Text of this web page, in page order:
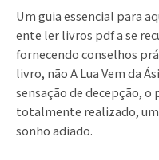
Um guia essencial para
ente ler livros pdf a se
fornecendo conselhos
livro, não A Lua Vem da
sensação de decepção,
totalmente realizado,
sonho adiado.